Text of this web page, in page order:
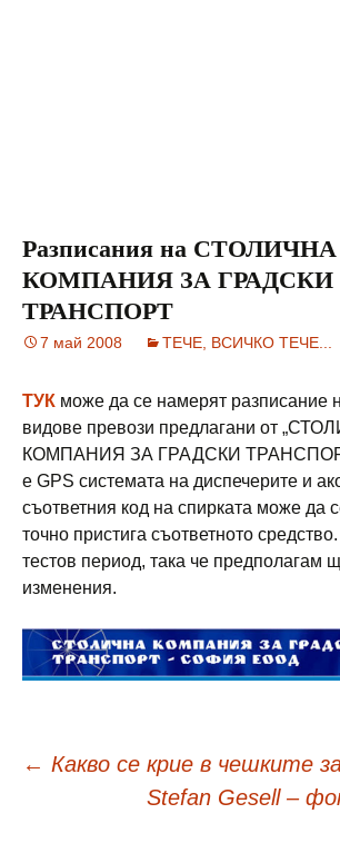
Разписания на СТОЛИЧНА
КОМПАНИЯ ЗА ГРАДСКИ
ТРАНСПОРТ
7 май 2008 ТЕЧЕ, ВСИЧКО ТЕЧЕ...
ТУК може да се намерят разписание
видове превози предлагани от
КОМПАНИЯ ЗА ГРАДСКИ
е GPS системата на диспечерите и
съответния код на спирката може да
точно пристига съответното
тестов период, така че предполагам
изменения.
Навигация
← Какво се крие в чешките
Stefan Gesell –